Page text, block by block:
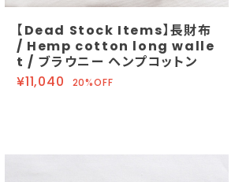
【Dead Stock Items】長財布
/ Hemp cotton long walle
t / ブラウニー ヘンプコットン
¥11,040
20%OFF